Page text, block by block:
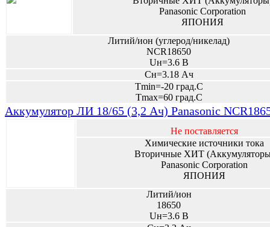
Panasonic Corporation
ЯПОНИЯ
Литий/ион (углерод/никелад)
NCR18650
Uн=3.6 В
Сн=3.18 Ач
Tmin=-20 град.С
Tmax=60 град.С
Аккумулятор ЛИ 18/65 (3,2 Ач) Panasonic
Не поставляется
Химические источники тока
Вторичные ХИТ
Panasonic Corporation
ЯПОНИЯ
Литий/ион
18650
Uн=3.6 В